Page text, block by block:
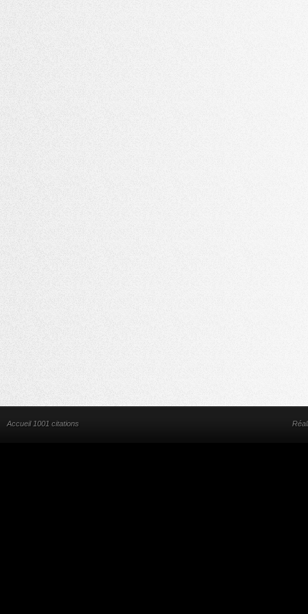
Accueil 1001 citations